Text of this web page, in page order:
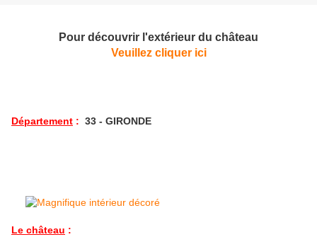
Pour découvrir l'extérieur du château
Veuillez cliquer ici
Département : 33 - GIRONDE
Le château :